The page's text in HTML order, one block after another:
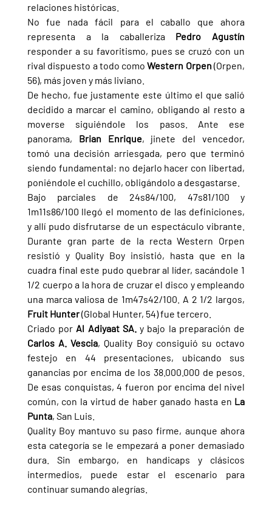
relaciones históricas.
No fue nada fácil para el caballo que ahora
representa a la caballeriza
responder a su favoritismo, pues se cruzó con un
rival dispuesto a todo como Western Orpen (Orpen,
56), más joven y más liviano.
De hecho, fue justamente este último el que salió
decidido a marcar el camino, obligando al resto a
moverse siguiéndole los pasos. Ante ese
panorama, Brian Enrique, jinete del vencedor,
tomó una decisión arriesgada, pero que terminó
siendo fundamental: no dejarlo hacer con libertad,
poniéndole el cuchillo, obligándolo a desgastarse.
Bajo parciales de 24s84/100, 47s81/100 y
1m11s86/100 llegó el momento de las definiciones,
y allí pudo disfrutarse de un espectáculo vibrante.
Durante gran parte de la recta Western Orpen
resistió y Quality Boy insistió, hasta que en la
cuadra final este pudo quebrar al líder, sacándole 1
1/2 cuerpo a la hora de cruzar el disco y empleando
Fruit Hunter (Global Hunter, 54) fue tercero.
Criado por Al Adiyaat SA.
Carlos A. Vescia, Quality Boy consiguió su octavo
festejo en 44 presentaciones, ubicando sus
ganancias por encima de los 38.000.000 de pesos.
De esas conquistas, 4 fueron por encima del nivel
común, con la virtud de haber ganado hasta en La
Punta, San Luis.
Quality Boy mantuvo su paso firme, aunque ahora
esta categoría se le empezará a poner demasiado
dura. Sin embargo, en handicaps y clásicos
intermedios, puede estar el escenario para
continuar sumando alegrías.